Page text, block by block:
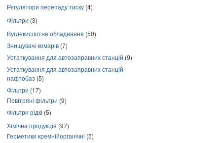
Регулятори перепаду тиску (4)
Фільтри (3)
Вуглекислотне обладнання (50)
Знищувачі комарів (7)
Устаткування для автозаправних станцій (9)
Устаткування для автозаправних станцій-
нафтобаз (5)
Фільтри (17)
Повітряні фільтри (9)
Фільтри рідкі (5)
Хімічна продукція (97)
Герметики кремнійорганічні (5)